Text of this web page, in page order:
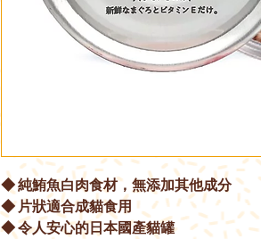
◆ 純鮪魚白肉食材，無添加其他成分
◆ 片狀適合成貓食用
◆ 令人安心的日本國產貓罐